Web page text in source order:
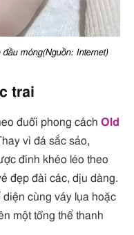
móng(Nguồn: Internet)
trai
đuổi phong cách Old
vì đá sắc sảo,
đính khéo léo theo
đẹp đài các, dịu dàng.
cùng váy lụa hoặc
một tổng thể thanh